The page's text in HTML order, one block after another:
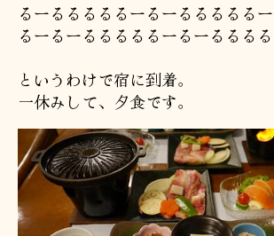
るーるるるるるーるーるるるるる
るーるーるるるるるーるーるるる
というわけで宿に到着。
一休みして、夕食です。